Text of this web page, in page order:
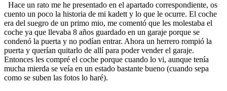
Hace un rato me he presentado en el apartado correspondiente, os
cuento un poco la historia de mi kadett y lo que le ocurre. El coche
era del suegro de un primo mio, me comentó que les molestaba el
coche ya que llevaba 8 años guardado en un garaje porque se
condenó la puerta y no podían entrar. Ahora un herrero rompió la
puerta y querían quitarlo de allí para poder vender el garaje.
Entonces les compré el coche porque cuando lo vi, aunque tenía
mucha mierda se veía en un estado bastante bueno (cuando sepa
como se suben las fotos lo haré).